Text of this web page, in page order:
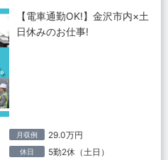
【電車通勤OK!】金沢市内×土
日休みのお仕事!
月収例 29.0万円
休日 5勤2休（土日）